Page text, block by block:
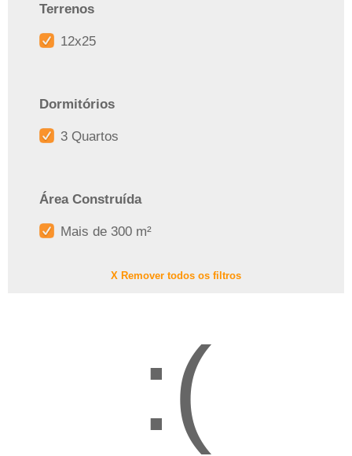
Terrenos
12x25
Dormitórios
3 Quartos
Área Construída
Mais de 300 m²
X Remover todos os filtros
:(